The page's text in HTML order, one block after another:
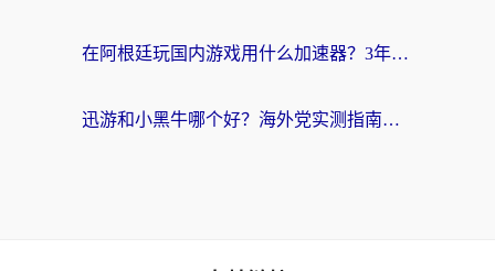
在阿根廷玩国内游戏用什么加速器？3年海外党亲测实用指南
迅游和小黑牛哪个好？海外党实测指南，选对中国地址加速器才能无缝刷国内资源